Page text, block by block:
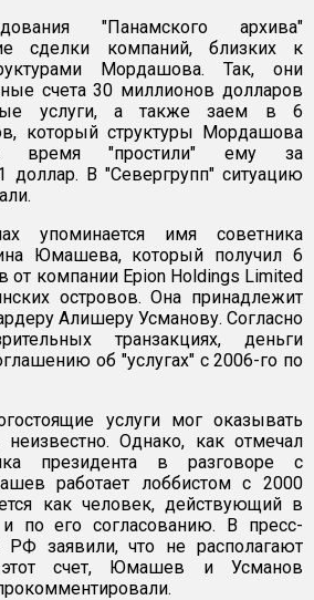
"Панамского архива"
сделки компаний, близких к
Мордашова. Так, они
счета 30 миллионов долларов
услуги, а также заем в 6
который структуры Мордашова
время "простили" ему за
доллар. В "Севергрупп" ситуацию
упоминается имя советника
Юмашева, который получил 6
от компании Epion Holdings Limited
островов. Она принадлежит
Алишеру Усманову. Согласно
транзакциях, деньги
об "услугах" с 2006-го по
услуги мог оказывать
Однако, как отмечал
президента в разговоре с
работает лоббистом с 2000
как человек, действующий в
по его согласованию. В пресс-
РФ заявили, что не располагают
счет, Юмашев и Усманов